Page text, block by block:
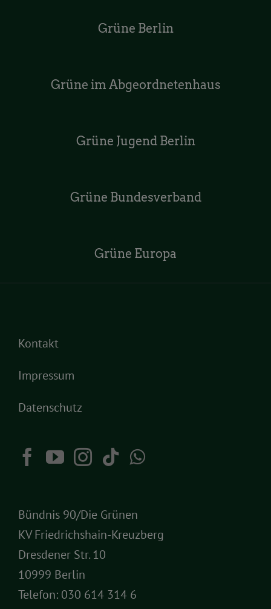
Grüne Berlin
Grüne im Abgeordnetenhaus
Grüne Jugend Berlin
Grüne Bundesverband
Grüne Europa
Kontakt
Impressum
Datenschutz
Bündnis 90/Die Grünen
KV Friedrichshain-Kreuzberg
Dresdener Str. 10
10999 Berlin
Telefon: 030 614 314 6